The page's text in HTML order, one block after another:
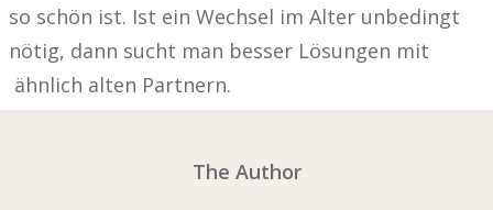
so schön ist. Ist ein Wechsel im Alter unbedingt
nötig, dann sucht man besser Lösungen mit
ähnlich alten Partnern.
The Author